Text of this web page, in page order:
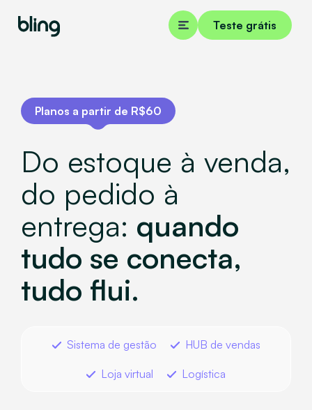
Teste grátis
Planos a partir de R$60
Do estoque à venda,
do pedido à
entrega: quando
tudo se conecta,
tudo flui.
Sistema de gestão HUB de vendas
Loja virtual Logística